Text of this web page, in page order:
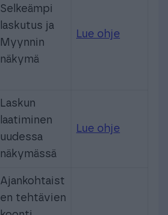
Selkeämpi
laskutus ja
Myynnin
näkymä
Lue ohje
Laskun
laatiminen
uudessa
näkymässä
Lue ohje
Ajankohtaist
en tehtävien